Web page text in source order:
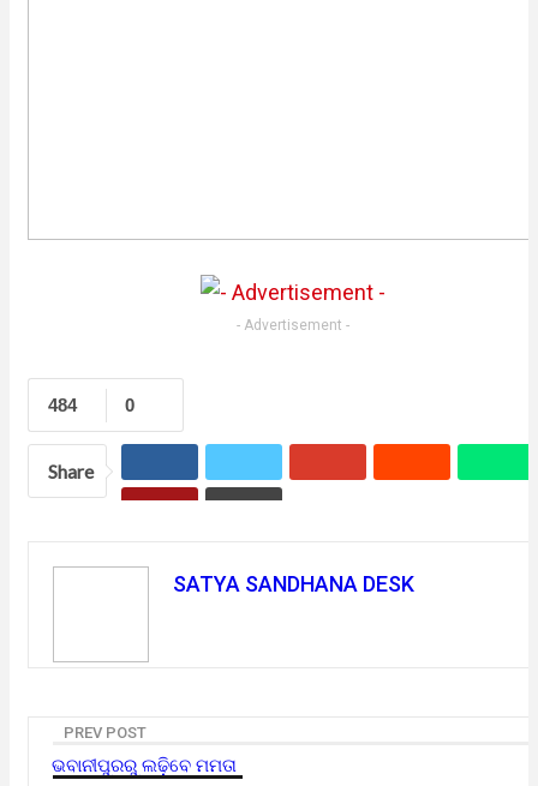
- Advertisement -
0
484
Share
SATYA SANDHANA DESK
PREV POST
ଭବାନୀପୁରରୁ ଲଢ଼ିବେ ମମତା